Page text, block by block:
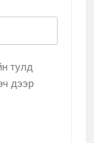
тулд
дээр